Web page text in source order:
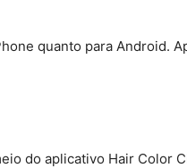
quanto para Android.
do aplicativo Hair Color